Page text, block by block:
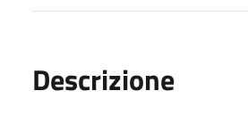
Descrizione